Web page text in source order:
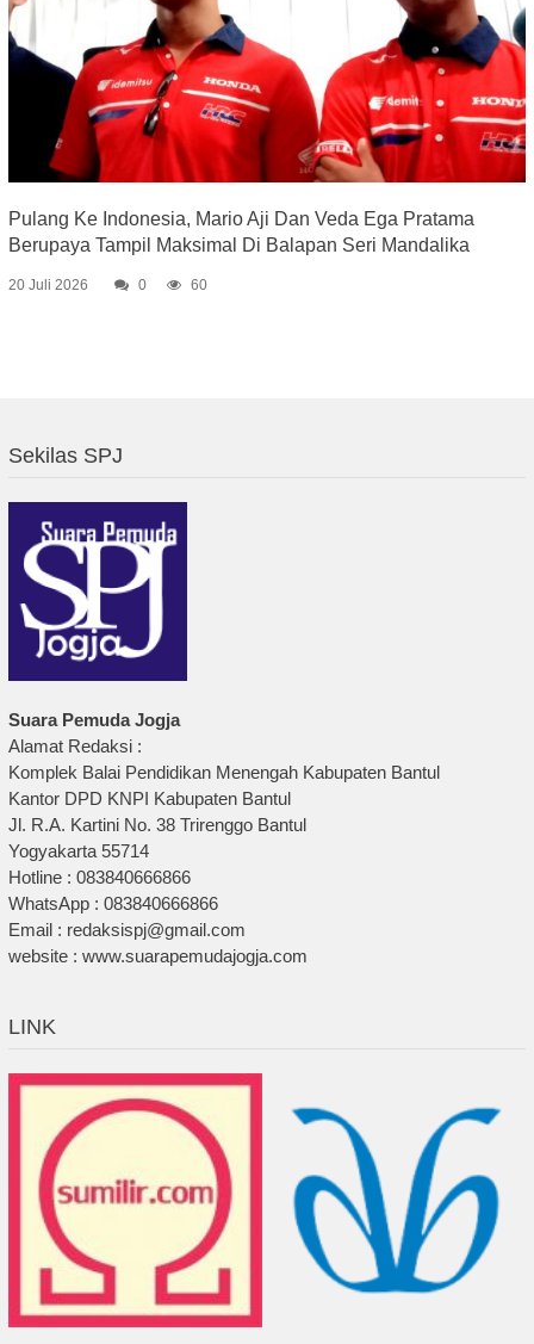
Pulang Ke Indonesia, Mario Aji Dan Veda Ega Pratama
Berupaya Tampil Maksimal Di Balapan Seri Mandalika
20 Juli 2026 0 60
Sekilas SPJ
Suara Pemuda Jogja
Alamat Redaksi :
Komplek Balai Pendidikan Menengah Kabupaten Bantul
Kantor DPD KNPI Kabupaten Bantul
Jl. R.A. Kartini No. 38 Trirenggo Bantul
Yogyakarta 55714
Hotline : 083840666866
WhatsApp : 083840666866
Email : redaksispj@gmail.com
website : www.suarapemudajogja.com
LINK